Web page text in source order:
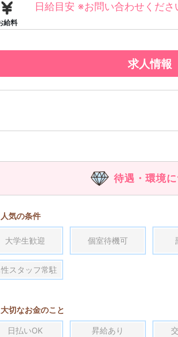
給料
日給目安 ※お問い合わせくださ
求人情報
待遇・環境
人気の条件
大学生歓迎 個室待機可
性スタッフ常駐
大切なお金のこと
日払いOK 昇給あり